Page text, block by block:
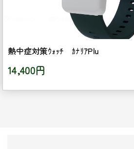
熱中症対策ｳｫｯﾁ ｶﾅﾘｱPlu
14,400円